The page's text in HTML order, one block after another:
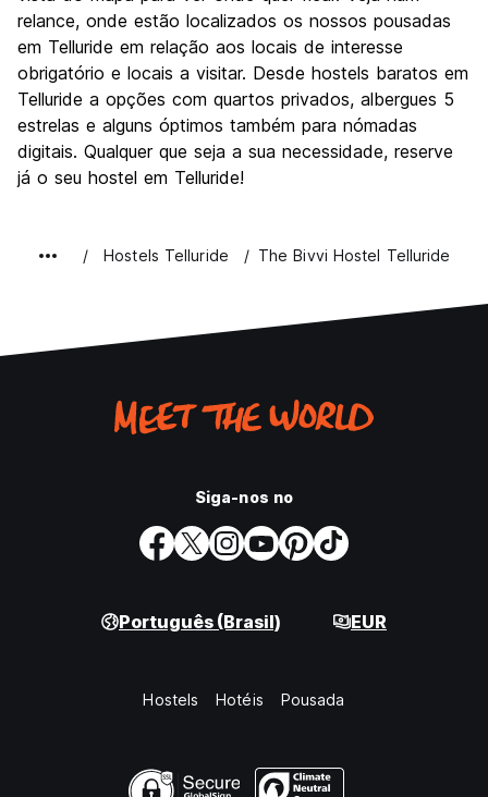
relance, onde estão localizados os nossos pousadas
em Telluride em relação aos locais de interesse
obrigatório e locais a visitar. Desde hostels baratos em
Telluride a opções com quartos privados, albergues 5
estrelas e alguns óptimos também para nómadas
digitais. Qualquer que seja a sua necessidade, reserve
já o seu hostel em Telluride!
Hostels Telluride The Bivvi Hostel Telluride
Siga-nos no
Português (Brasil) EUR
Hostels Hotéis Pousada